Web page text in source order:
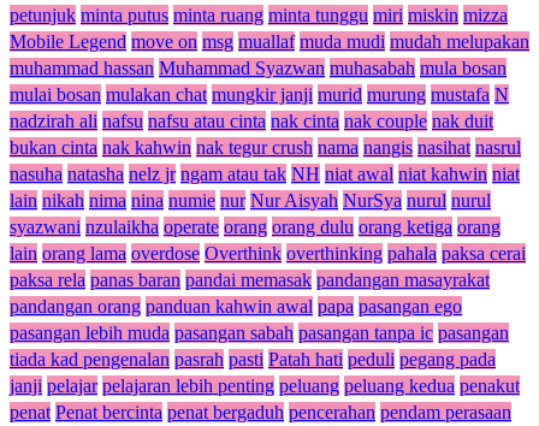
petunjuk minta putus minta ruang minta tunggu miri miskin mizza
Mobile Legend move on msg muallaf muda mudi mudah melupakan
muhammad hassan Muhammad Syazwan muhasabah mula bosan
mulai bosan mulakan chat mungkir janji murid murung mustafa N
nadzirah ali nafsu nafsu atau cinta nak cinta nak couple nak duit
bukan cinta nak kahwin nak tegur crush nama nangis nasihat nasrul
nasuha natasha nelz jr ngam atau tak NH niat awal niat kahwin niat
lain nikah nima nina numie nur Nur Aisyah NurSya nurul nurul
syazwani nzulaikha operate orang orang dulu orang ketiga orang
lain orang lama overdose Overthink overthinking pahala paksa cerai
paksa rela panas baran pandai memasak pandangan masayrakat
pandangan orang panduan kahwin awal papa pasangan ego
pasangan lebih muda pasangan sabah pasangan tanpa ic pasangan
tiada kad pengenalan pasrah pasti Patah hati peduli pegang pada
janji pelajar pelajaran lebih penting peluang peluang kedua penakut
penat Penat bercinta penat bergaduh pencerahan pendam perasaan